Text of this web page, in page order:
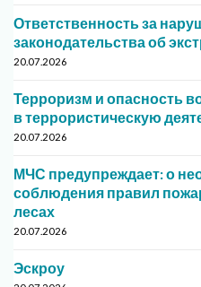
Ответственность за
законодательства об
20.07.2026
Терроризм и опасность
в террористическую
20.07.2026
МЧС предупреждает: о
соблюдения правил
лесах
20.07.2026
Эскроу